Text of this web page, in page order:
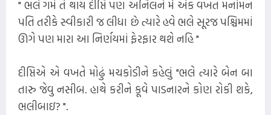
" ભલે ગમે તે થાય દીપ્તિ પણ અનિલને મેં એક વખત મનોમન
પતિ તરીકે સ્વીકારી જ લીધા છે ત્યારે હવે ભલે સૂરજ પશ્ચિમમાં
ઊગે પણ મારા આ નિર્ણયમાં ફેરફાર થશે નહિ "
દીપ્તિએ એ વખતે મોઢું મચકોડીને કહેલું "ભલે ત્યારે બેન બા
તારુ જેવુ નસીબ. હાથે કરીને કૂવે પાડનારને કોણ રોકી શકે,
ભલીબાઇ? ".